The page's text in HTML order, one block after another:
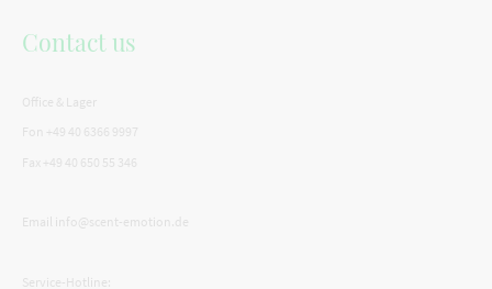
Contact us
Office & Lager
Fon +49 40 6366 9997
Fax +49 40 650 55 346
Email info@scent-emotion.de
Service-Hotline: